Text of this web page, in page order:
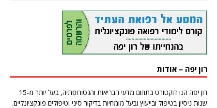
רון יפה – אודות
רון יפה הנו דוקטורט בתחום מדעי הבריאות והנטורופתיה, בעל יותר מ-15
שנות ניסיון בטיפול ובייעוץ ובעל מומחיות בדיקור סיני וטיפולים פונקציונליים.